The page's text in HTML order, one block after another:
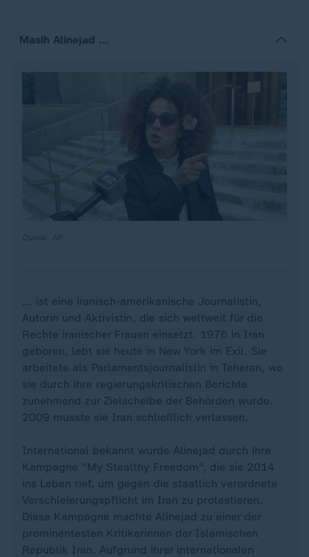
Masih Alinejad ...
... ist eine iranisch-amerikanische Journalistin,
Autorin und Aktivistin, die sich weltweit für die
Rechte iranischer Frauen einsetzt. 1976 in Iran
geboren, lebt sie heute in New York im Exil. Sie
arbeitete als Parlamentsjournalistin in Teheran, wo
sie durch ihre regierungskritischen Berichte
zunehmend zur Zielscheibe der Behörden wurde.
2009 musste sie Iran schließlich verlassen.
International bekannt wurde Alinejad durch ihre
Kampagne "My Stealthy Freedom", die sie 2014
ins Leben rief, um gegen die staatlich verordnete
Verschleierungspflicht im Iran zu protestieren.
Diese Kampagne machte Alinejad zu einer der
prominentesten Kritikerinnen der Islamischen
Republik Iran. Aufgrund ihrer internationalen